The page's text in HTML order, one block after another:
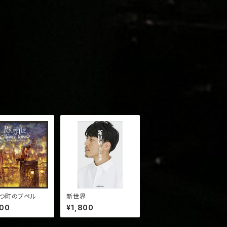
町のプペル 新世界
¥1,800